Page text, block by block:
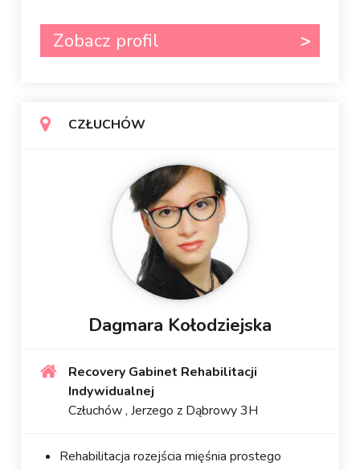
Zobacz profil
CZŁUCHÓW
Dagmara Kołodziejska
Recovery Gabinet Rehabilitacji
Indywidualnej
Człuchów , Jerzego z Dąbrowy 3H
Rehabilitacja rozejścia mięśnia prostego